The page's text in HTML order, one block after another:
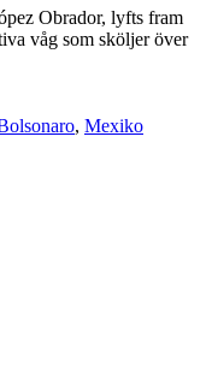
Obrador, lyfts fram
våg som sköljer över
, Mexiko